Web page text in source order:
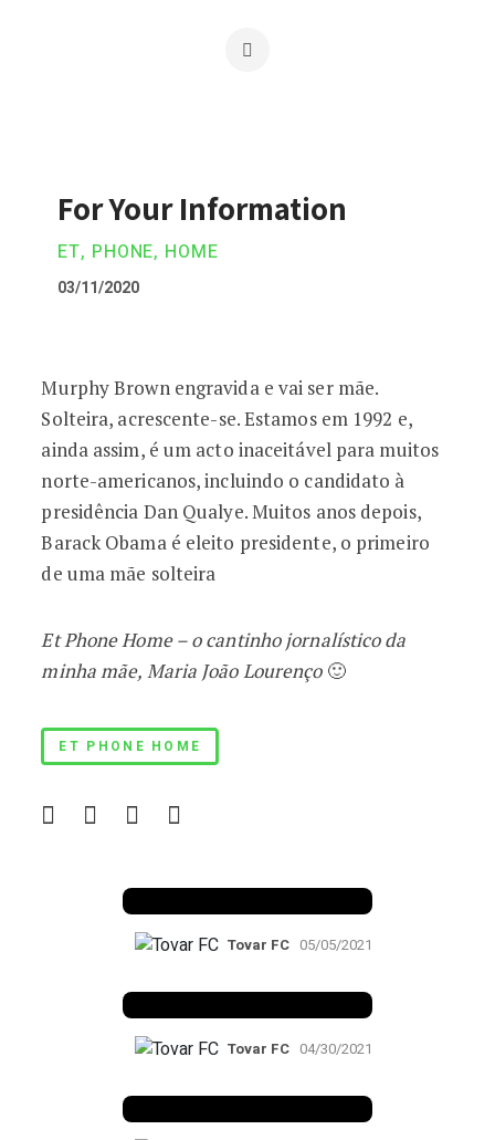
For Your Information
ET, PHONE, HOME
03/11/2020
Murphy Brown engravida e vai ser mãe.
Solteira, acrescente-se. Estamos em 1992 e,
ainda assim, é um acto inaceitável para muitos
norte-americanos, incluindo o candidato à
presidência Dan Qualye. Muitos anos depois,
Barack Obama é eleito presidente, o primeiro
de uma mãe solteira
Et Phone Home – o cantinho jornalístico da
minha mãe, Maria João Lourenço 🙂
ET PHONE HOME
Tovar FC 05/05/2021
Tovar FC 04/30/2021